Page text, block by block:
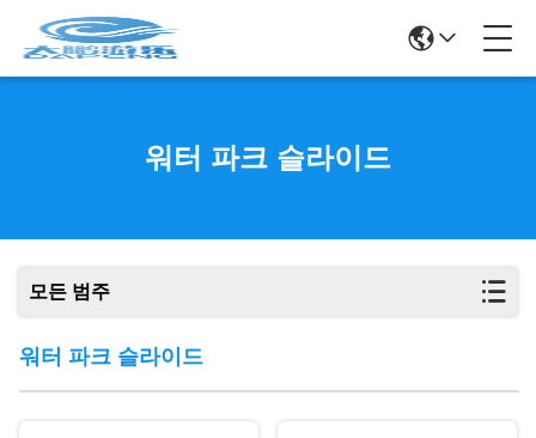
워터 파크 슬라이드
모든 범주
워터 파크 슬라이드